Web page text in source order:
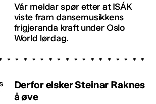
Vår meldar spør etter at ISÁK
viste fram dansemusikkens
frigjeranda kraft under Oslo
World lørdag.
Derfor elsker Steinar Raknes
å øve